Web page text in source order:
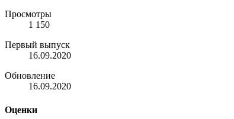
Просмотры
1 150
Первый выпуск
16.09.2020
Обновление
16.09.2020
Оценки